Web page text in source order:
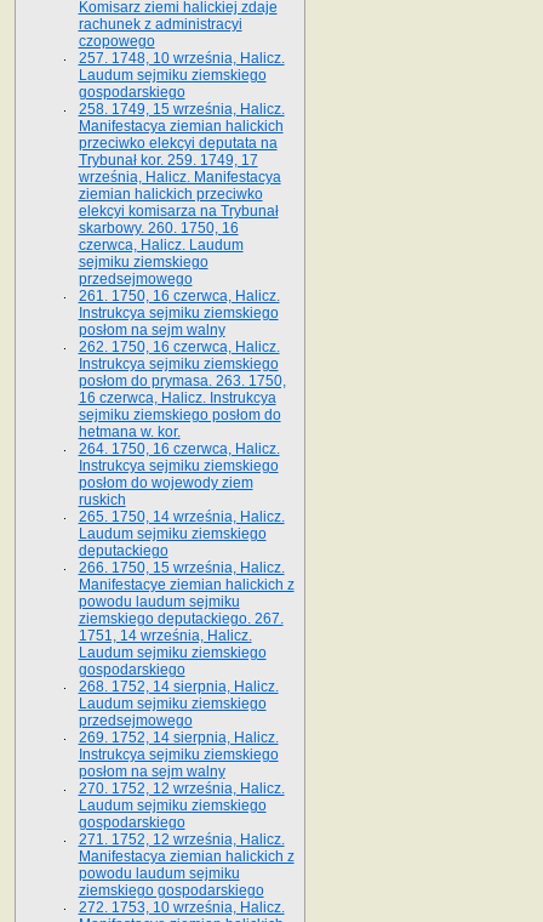
Komisarz ziemi halickiej zdaje
rachunek z administracyi
czopowego
257. 1748, 10 września, Halicz.
Laudum sejmiku ziemskiego
gospodarskiego
258. 1749, 15 września, Halicz.
Manifestacya ziemian halickich
przeciwko elekcyi deputata na
Trybunał kor. 259. 1749, 17
września, Halicz. Manifestacya
ziemian halickich przeciwko
elekcyi komisarza na Trybunał
skarbowy. 260. 1750, 16
czerwca, Halicz. Laudum
sejmiku ziemskiego
przedsejmowego
261. 1750, 16 czerwca, Halicz.
Instrukcya sejmiku ziemskiego
posłom na sejm walny
262. 1750, 16 czerwca, Halicz.
Instrukcya sejmiku ziemskiego
posłom do prymasa. 263. 1750,
16 czerwca, Halicz. Instrukcya
sejmiku ziemskiego posłom do
hetmana w. kor.
264. 1750, 16 czerwca, Halicz.
Instrukcya sejmiku ziemskiego
posłom do wojewody ziem
ruskich
265. 1750, 14 września, Halicz.
Laudum sejmiku ziemskiego
deputackiego
266. 1750, 15 września, Halicz.
Manifestacye ziemian halickich z
powodu laudum sejmiku
ziemskiego deputackiego. 267.
1751, 14 września, Halicz.
Laudum sejmiku ziemskiego
gospodarskiego
268. 1752, 14 sierpnia, Halicz.
Laudum sejmiku ziemskiego
przedsejmowego
269. 1752, 14 sierpnia, Halicz.
Instrukcya sejmiku ziemskiego
posłom na sejm walny
270. 1752, 12 września, Halicz.
Laudum sejmiku ziemskiego
gospodarskiego
271. 1752, 12 września, Halicz.
Manifestacya ziemian halickich z
powodu laudum sejmiku
ziemskiego gospodarskiego
272. 1753, 10 września, Halicz.